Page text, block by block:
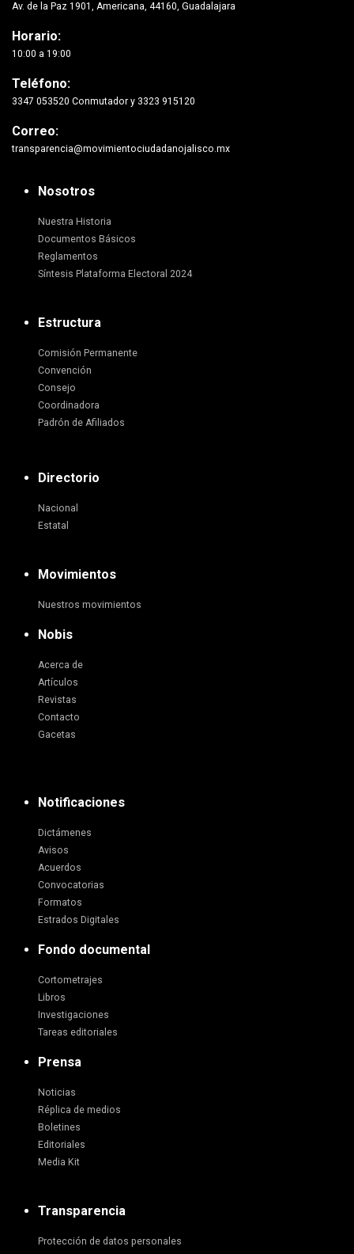
Av. de la Paz 1901, Americana, 44160, Guadalajara
Horario:
10:00 a 19:00
Teléfono:
3347 053520 Conmutador y 3323 915120
Correo:
transparencia@movimientociudadanojalisco.mx
Nosotros
Nuestra Historia
Documentos Básicos
Reglamentos
Síntesis Plataforma Electoral 2024
Estructura
Comisión Permanente
Convención
Consejo
Coordinadora
Padrón de Afiliados
Directorio
Nacional
Estatal
Movimientos
Nuestros movimientos
Nobis
Acerca de
Artículos
Revistas
Contacto
Gacetas
Notificaciones
Dictámenes
Avisos
Acuerdos
Convocatorias
Formatos
Estrados Digitales
Fondo documental
Cortometrajes
Libros
Investigaciones
Tareas editoriales
Prensa
Noticias
Réplica de medios
Boletines
Editoriales
Media Kit
Transparencia
Protección de datos personales